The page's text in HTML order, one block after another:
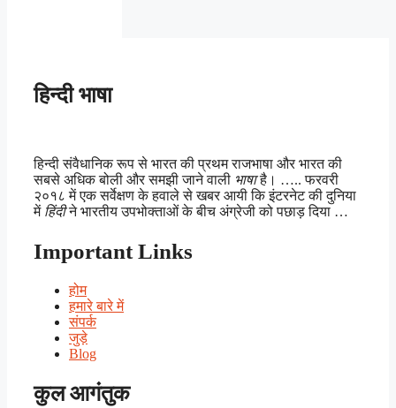
हिन्दी भाषा
हिन्दी संवैधानिक रूप से भारत की प्रथम राजभाषा और भारत की
सबसे अधिक बोली और समझी जाने वाली भाषाहै। ….. फरवरी
२०१८ में एक सर्वेक्षण के हवाले से खबर आयी कि इंटरनेट की दुनिया
में हिंदीने भारतीय उपभोक्ताओं के बीच अंग्रेजी को पछाड़ दिया …
Important Links
होम
हमारे बारे में
संपर्क
जुड़े
Blog
कुल आगंतुक